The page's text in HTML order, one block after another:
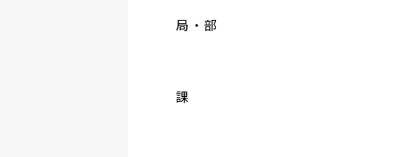
局・部
課